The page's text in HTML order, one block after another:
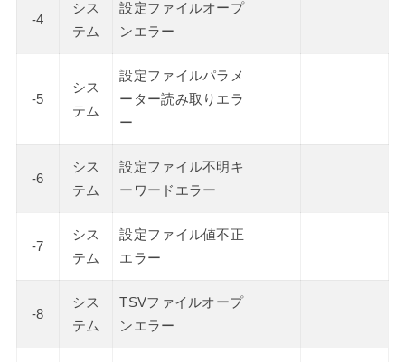
-4
シス
テム
設定ファイルオープ
ンエラー
-5
シス
テム
設定ファイルパラメ
ーター読み取りエラ
ー
-6
シス
テム
設定ファイル不明キ
ーワードエラー
-7
シス
テム
設定ファイル値不正
エラー
-8
シス
テム
TSVファイルオープ
ンエラー